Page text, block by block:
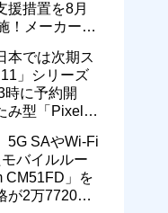
援措置を8月
！メーカー版
本では次期ス
」シリーズ
時に予約開
み型「Pixel
5G SAやWi-Fi
バイルルー
CM51FD」を
が2万7720円